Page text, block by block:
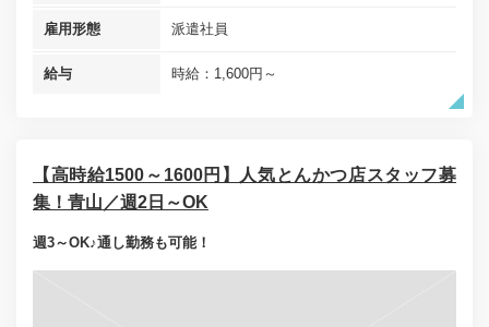
雇用形態 派遣社員
給与 時給：1,600円～
【高時給1500～1600円】人気とんかつ店スタッフ募
集！青山／週2日～OK
週3～OK♪通し勤務も可能！